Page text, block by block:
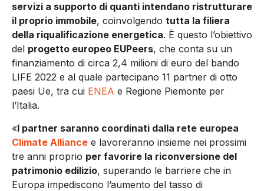
servizi a supporto di quanti intendano ristrutturare
il proprio immobile, coinvolgendo tutta la filiera
della riqualificazione energetica. È questo l’obiettivo
del progetto europeo EUPeers, che conta su un
finanziamento di circa 2,4 milioni di euro del bando
LIFE 2022 e al quale partecipano 11 partner di otto
paesi Ue, tra cui ENEA e Regione Piemonte per
l’Italia.
«I partner saranno coordinati dalla rete europea
Climate Alliance e lavoreranno insieme nei prossimi
tre anni proprio per favorire la riconversione del
patrimonio edilizio, superando le barriere che in
Europa impediscono l’aumento del tasso di